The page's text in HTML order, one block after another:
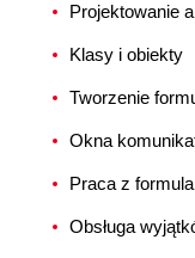
Projektowanie
Klasy i obiekty
Tworzenie
Okna
Praca z
Obsługa